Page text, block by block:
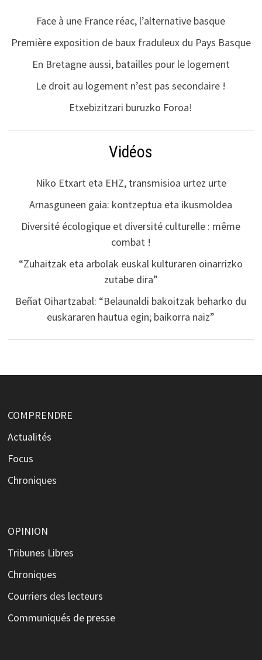
Face à une France réac, l’alternative basque
Première exposition de baux fraduleux du Pays Basque
En Bretagne aussi, batailles pour le logement
Le droit au logement n’est pas secondaire !
Etxebizitzari buruzko Foroa!
Vidéos
Niko Etxart eta EHZ, transmisioa urtez urte
Arnasguneen gaia: kontzeptua eta ikusmoldea
Diversité écologique et diversité culturelle : même
combat !
“Zuhaitzak eta arbolak euskal kulturaren oinarrizko
zutabe dira”
Beñat Oihartzabal: “Belaunaldi bakoitzak beharko du
euskararen hautua egin; baikorra naiz”
COMPRENDRE
Actualités
Focus
Chroniques
OPINION
Tribunes Libres
Chroniques
Courriers des lecteurs
Communiqués de presse